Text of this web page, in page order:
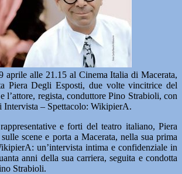
alle 21.15 al Cinema Italia di Macerata,
Piera Degli Esposti, due volte vincitrice del
l’attore, regista, conduttore Pino Strabioli, con
Intervista – Spettacolo: WikipierA.
e forti del teatro italiano, Piera
scene e porta a Macerata, nella sua prima
un’intervista intima e confidenziale in
anni della sua carriera, seguita e condotta
Strabioli.